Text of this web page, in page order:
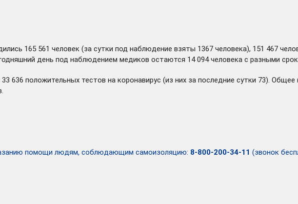
165 561 человек (за сутки под наблюдение взяты 1367 человека), 151 467
день под наблюдением медиков остаются 14 094 человека с разными
636 положительных тестов на коронавирус (из них за последние сутки 73).
помощи людям, соблюдающим самоизоляцию: 8-800-200-34-11 (звонок